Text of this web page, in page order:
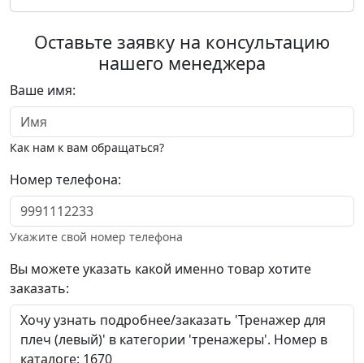
Оставьте заявку на консультацию
нашего менеджера
Ваше имя:
Как нам к вам обращаться?
Номер телефона:
Укажите свой номер телефона
Вы можете указать какой именно товар хотите
заказать: